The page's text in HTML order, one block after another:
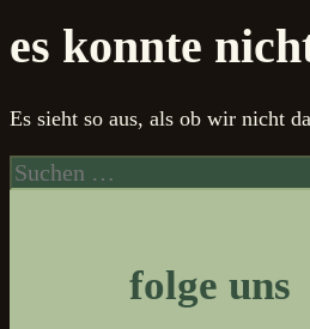
es konnte
Es sieht so aus, als ob wir nicht
Suche
nach:
folge uns